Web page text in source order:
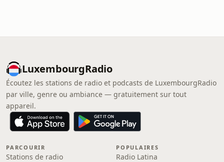
LuxembourgRadio
Écoutez les stations de radio et podcasts de LuxembourgRadio
par ville, genre ou ambiance — gratuitement sur tout
appareil.
PARCOURIR
Stations de radio
POPULAIRES
Radio Latina